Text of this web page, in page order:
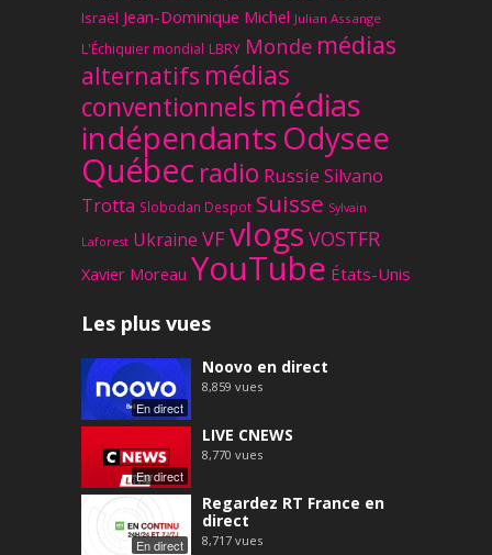
Israël Jean-Dominique Michel Julian Assange
L'Échiquier mondial LBRY Monde médias
alternatifs médias
conventionnels médias
indépendantsOdysee
Québec radio Russie Silvano
Trotta Slobodan Despot Suisse Sylvain
Laforest Ukraine VFvlogs VOSTFR
Xavier Moreau YouTube États-Unis
Les plus vues
En direct
Noovo en direct
8,859 vues
En direct
LIVE CNEWS
8,770 vues
En direct
Regardez RT France en
direct
8,717 vues